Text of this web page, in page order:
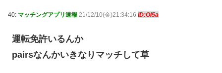
40: マッチングアプリ速報 21/12/10(金)21:34:16 ID:Ol5a
運転免許いるんか
pairsなんかいきなりマッチして草